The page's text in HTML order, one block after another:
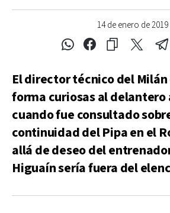
14 de enero de 2019
El director técnico del
forma curiosas al
cuando fue consultado
continuidad del Pipa en el
allá de deseo del
Higuaín sería fuera del